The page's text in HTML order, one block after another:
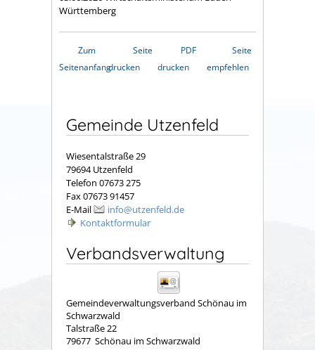
Württemberg
Zum
Seitenanfang
Seite
drucken
PDF
drucken
Seite
empfehlen
Gemeinde Utzenfeld
Wiesentalstraße 29
79694 Utzenfeld
Telefon 07673 275
Fax 07673 91457
E-Mail
info@utzenfeld.de
Kontaktformular
Verbandsverwaltung
Gemeindeverwaltungsverband Schönau im
Schwarzwald
Talstraße 22
79677 Schönau im Schwarzwald